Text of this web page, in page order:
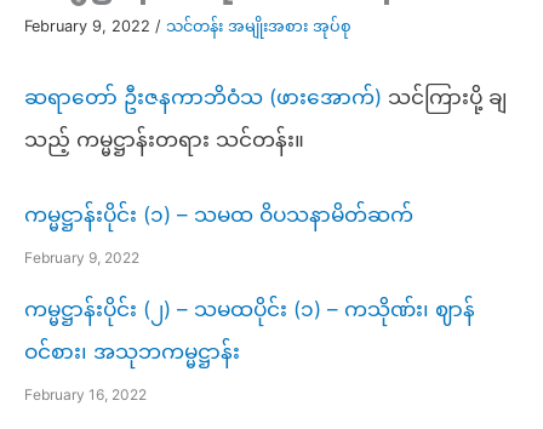
February 9, 2022 / သင်တန်း အမျိုးအစား အုပ်စု
ဆရာတော် ဦးဇနကာဘိဝံသ (ဖားအောက်) သင်ကြားပို့ ချ
သည့် ကမ္မဋ္ဌာန်းတရား သင်တန်း။
ကမ္မဋ္ဌာန်းပိုင်း (၁) – သမထ ဝိပသနာမိတ်ဆက်
February 9, 2022
ကမ္မဋ္ဌာန်းပိုင်း (၂) – သမထပိုင်း (၁) – ကသိုဏ်း၊ ဈာန်
ဝင်စား၊ အသုဘကမ္မဋ္ဌာန်း
February 16, 2022